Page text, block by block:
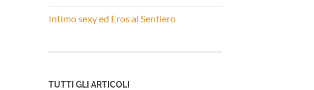
Intimo sexy ed Eros al Sentiero
TUTTI GLI ARTICOLI